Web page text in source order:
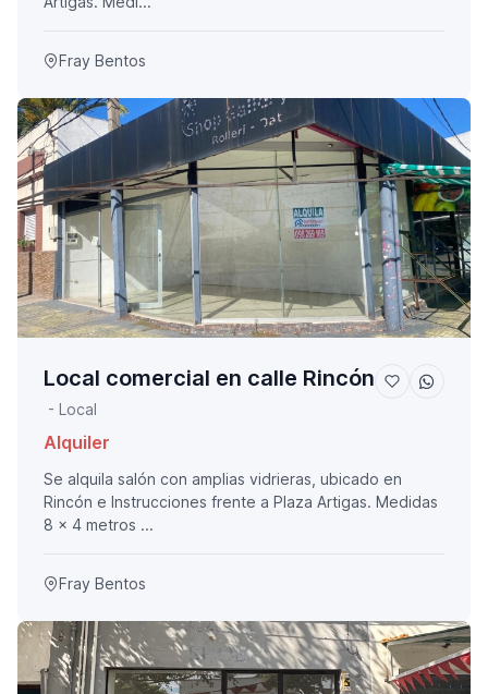
Fray Bentos
Local comercial en calle Rincón
- Local
Alquiler
Se alquila salón con amplias vidrieras, ubicado en
Rincón e Instrucciones frente a Plaza Artigas. Medidas
8 x 4 metros ...
Fray Bentos